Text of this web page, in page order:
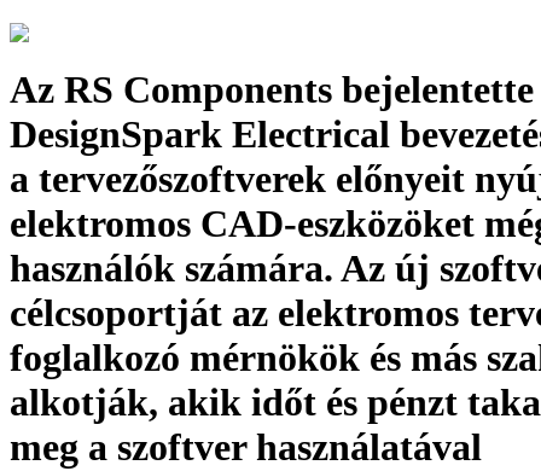
Az RS Components bejelentette
DesignSpark Electrical
a tervezőszoftverek előnyeit
elektromos CAD-eszközöket
használók számára. Az új
célcsoportját az elektromos
foglalkozó mérnökök és más
alkotják, akik időt és pénzt
meg a szoftver használatával